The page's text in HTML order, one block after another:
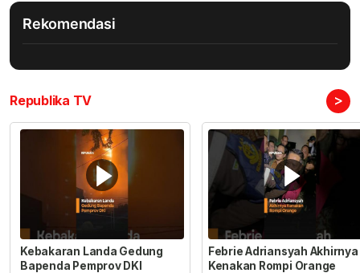
Rekomendasi
Republika TV >
Kebakaran Landa Gedung
Bapenda Pemprov DKI
Febrie Adriansyah Akhirnya
Kenakan Rompi Orange